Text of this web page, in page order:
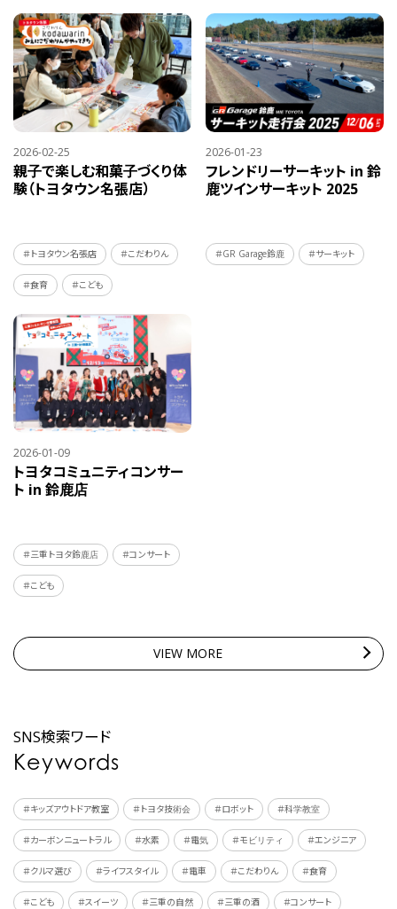
2026-02-25
親子で楽しむ和菓子づくり体
験（トヨタウン名張店）
＃トヨタウン名張店 ＃こだわりん
＃食育 ＃こども
2026-01-23
フレンドリーサーキット in 鈴
鹿ツインサーキット 2025
＃GR Garage鈴鹿 ＃サーキット
2026-01-09
トヨタコミュニティコンサー
ト in 鈴鹿店
＃三重トヨタ鈴鹿店 ＃コンサート
＃こども
VIEW MORE
SNS検索ワード
Keywords
＃キッズアウトドア教室 ＃トヨタ技術会 ＃ロボット ＃科学教室
＃カーボンニュートラル ＃水素 ＃電気 ＃モビリティ ＃エンジニア
＃クルマ選び ＃ライフスタイル ＃電車 ＃こだわりん ＃食育
＃こども ＃スイーツ ＃三重の自然 ＃三重の酒 ＃コンサート